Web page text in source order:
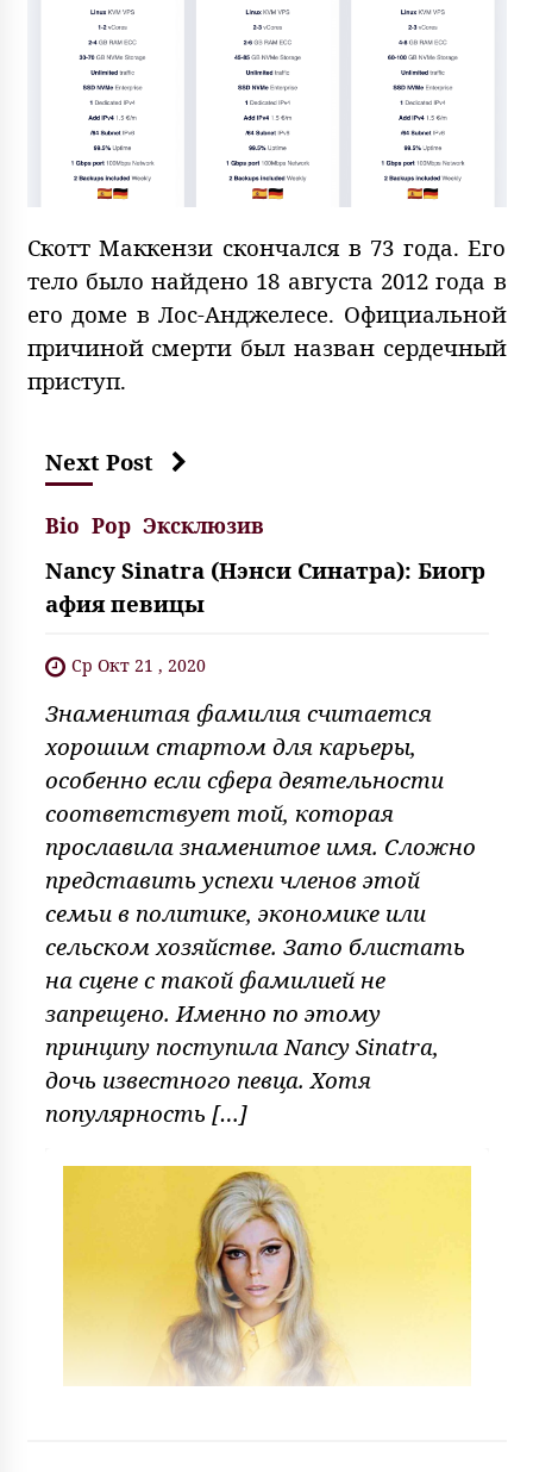
Скотт Маккензи скончался в 73 года. Его
тело было найдено 18 августа 2012 года в
его доме в Лос-Анджелесе. Официальной
причиной смерти был назван сердечный
приступ.
Next Post
Bio Pop Эксклюзив
Nancy Sinatra (Нэнси Синатра): Биогр
афия певицы
Ср Окт 21 , 2020
Знаменитая фамилия считается
хорошим стартом для карьеры,
особенно если сфера деятельности
соответствует той, которая
прославила знаменитое имя. Сложно
представить успехи членов этой
семьи в политике, экономике или
сельском хозяйстве. Зато блистать
на сцене с такой фамилией не
запрещено. Именно по этому
принципу поступила Nancy Sinatra,
дочь известного певца. Хотя
популярность […]